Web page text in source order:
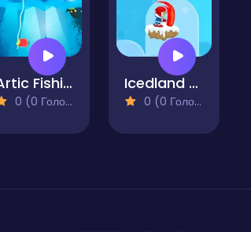
Artic Fishing
0 (0 Голосів)
Icedland Adventure 2
0 (0 Голосів)